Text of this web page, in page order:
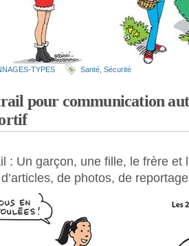
TYPES Santé Sécurité
pour communication
: Un garçon, une fille, le frère
de photos, de